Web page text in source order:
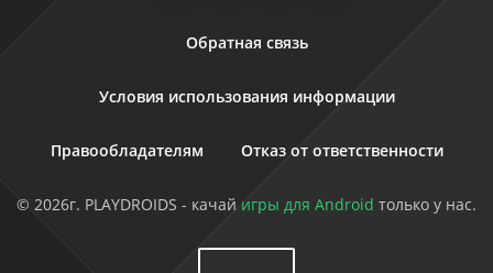
Обратная связь
Условия использования информации
Правообладателям Отказ от ответственности
© 2026г. PLAYDROIDS - качай игры для Android только у нас.